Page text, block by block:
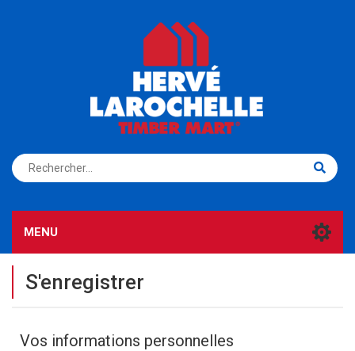
S'ENREGISTRER CONNEXION
MENU
S'enregistrer
Vos informations personnelles